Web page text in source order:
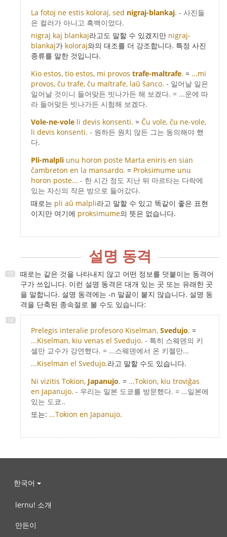
La fotoj ne estis koloraj, sed nigraj-blankaj. - 사진들
은 컬러가 아니고 흑백이었다.
nigraj kaj blankaj라고도 말할 수 있겠지만 nigraj-
blankaj가 koloraj와의 대조를 더 강조합니다. 특정 사진
종류를 말한 것입니다.
Kio estos, tio estos, mi provos trafe-maltrafe. = ...mi
provos, ĉu trafe, ĉu maltrafe, laŭ ŝanco. - 일어날 일은
일어날 것이니 들어맞든 빗나가든 해 보겠다. = ...운에 따
라 들어맞든 빗나가든 시험해 보겠다.
Vole-ne-vole li devis konsenti. = Ĉu vole, ĉu ne-vole,
li devis konsenti. - 원하든 원치 않든 그는 동의해야 했
다.
Pli-malpli unu horon poste Marta eniris en sian
ĉambreton en la mansardo. = Proksimume unu
horon poste... - 한 시간 정도 지난 뒤 마르타는 다락에
있는 자신의 작은 방으로 들어갔다.
때로는 pli aŭ malpli라고 말할 수 있고 똑같이 좋은 표현
이지만 여기에 proksimume의 뜻은 없습니다.
설명 동격
때로는 같은 것을 나타내지 않고 어떤 정보를 덧붙이는 동격어
구가 쓰입니다. 이런 설명 동격은 대개 있는 곳 또는 유래한 곳
을 말합니다. 설명 동격에는 -n 말끝이 붙지 않습니다. 설명 동
격을 단축된 종속절로 볼 수도 있습니다:
Prelegis interalie profesoro Kiselman, Svedujo. =
...Kiselman, kiu venas el Svedujo. - 특히 스웨덴의 키
셀만 교수가 강연했다. = ...스웨덴에서 온 키젤만...
...Kiselman el Svedujo.라고 말할 수도 있습니다.
Ni vizitis Tokion, Japanujo. = ...Tokion, kiu troviĝas
en Japanujo. - 우리는 일본 도쿄를 방문했다. = ...일본에
있는 도쿄..
또는: ...Tokion en Japanujo.
한국어
lernu! 소개
만든이